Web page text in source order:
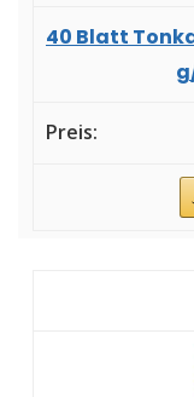
40 Blatt